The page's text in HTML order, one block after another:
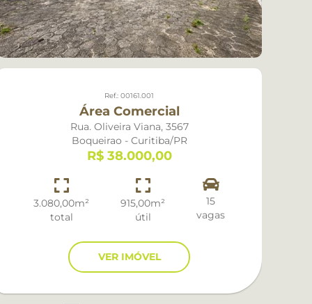
Ref.: 00161.001
Área Comercial
Rua. Oliveira Viana, 3567
Boqueirao - Curitiba/PR
R$ 38.000,00
3.080,00m²
total
915,00m²
útil
15
vagas
VER IMÓVEL